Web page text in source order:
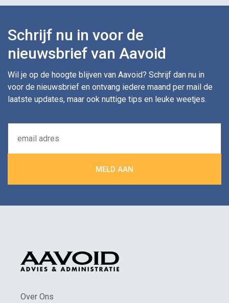
Schrijf nu in voor de
nieuwsbrief van Aavoid
Wil je op de hoogte blijven van Aavoid? Schrijf dan nu in
voor de nieuwsbrief en ontvang iedere maand per mail de
laatste updates, maar ook nuttige tips en leuke weetjes.
Over Ons